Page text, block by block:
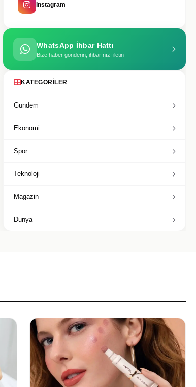
Instagram
WhatsApp İhbar Hattı
Bize haber gönderin, ihbarınızı iletin
KATEGORILER
Gundem
Ekonomi
Spor
Teknoloji
Magazin
Dunya